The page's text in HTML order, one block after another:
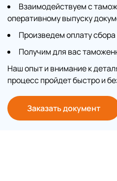
Взаимодействуем с
оперативному выпуску
Произведем оплату
Получим для вас
Наш опыт и внимание к
процесс пройдет быстро и
Заказать документ